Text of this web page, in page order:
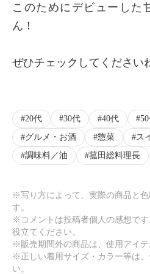
このためにデビューした
ん！
ぜひチェックしてください
20代 30代 40代
グルメ・お酒
惣菜
ス
調味料／油
菰田総料理長
※写り方によって、実際の商品と
す。
※コメントは投稿者個人の感想で
役立てください。
※販売期間外の商品は、使用アイテ
※正しい着用サイズ・カラー等は
い。